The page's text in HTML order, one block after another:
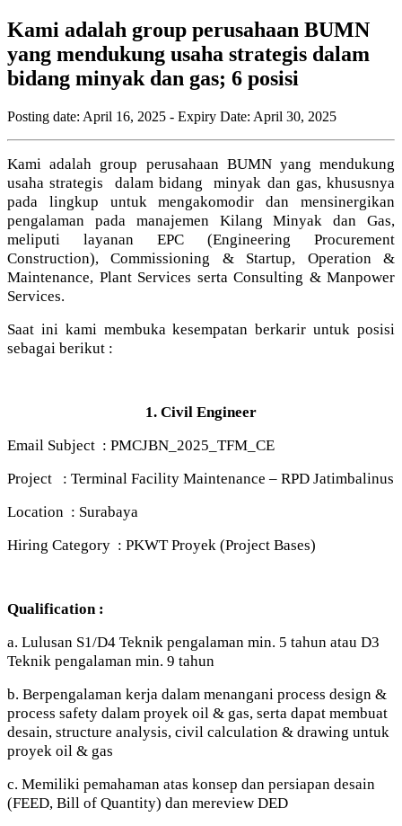
Kami adalah group perusahaan BUMN
yang mendukung usaha strategis dalam
bidang minyak dan gas; 6 posisi
Posting date: April 16, 2025 - Expiry Date: April 30, 2025
Kami adalah group perusahaan BUMN yang mendukung
usaha strategis dalam bidang minyak dan gas, khususnya
pada lingkup untuk mengakomodir dan mensinergikan
pengalaman pada manajemen Kilang Minyak dan Gas,
meliputi layanan EPC (Engineering Procurement
Construction), Commissioning & Startup, Operation &
Maintenance, Plant Services serta Consulting & Manpower
Services.
Saat ini kami membuka kesempatan berkarir untuk posisi
sebagai berikut :
1. Civil Engineer
Email Subject : PMCJBN_2025_TFM_CE
Project : Terminal Facility Maintenance – RPD Jatimbalinus
Location : Surabaya
Hiring Category : PKWT Proyek (Project Bases)
Qualification :
a. Lulusan S1/D4 Teknik pengalaman min. 5 tahun atau D3
Teknik pengalaman min. 9 tahun
b. Berpengalaman kerja dalam menangani process design &
process safety dalam proyek oil & gas, serta dapat membuat
desain, structure analysis, civil calculation & drawing untuk
proyek oil & gas
c. Memiliki pemahaman atas konsep dan persiapan desain
(FEED, Bill of Quantity) dan mereview DED